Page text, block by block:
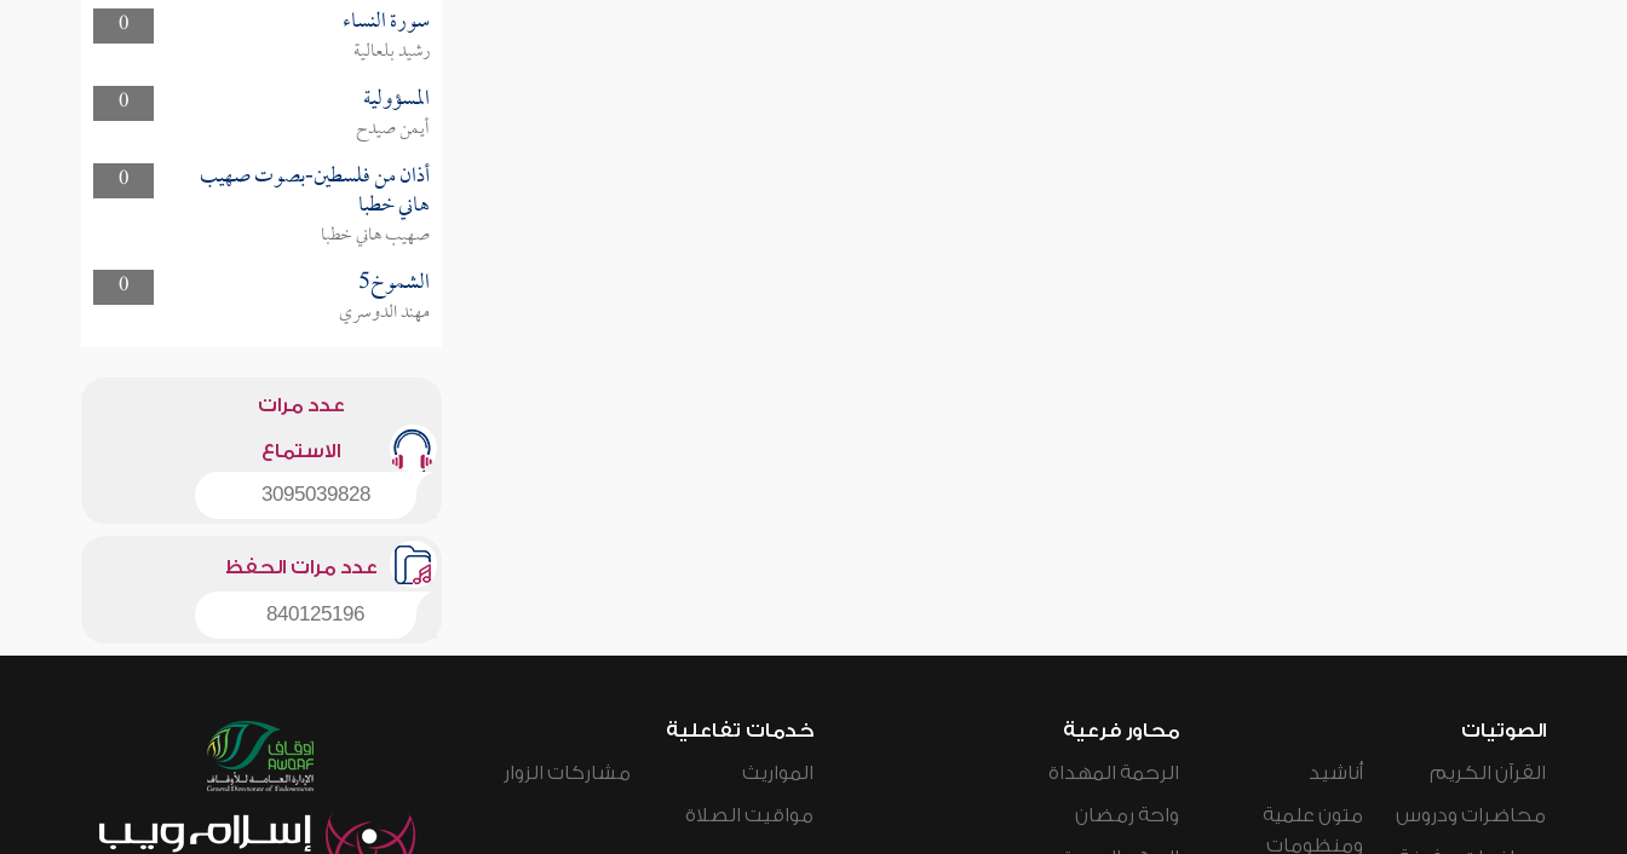
0
سورة النساء
رشيد بلعالية
0
المسؤولية
أيمن صيدح
0
أذان من فلسطين-بصوت صهيب
هاني خطبا
صهيب هاني خطبا
0
الشموخ5
مهند الدوسري
عدد مرات
الاستماع
3095039828
عدد مرات الحفظ
840125196
الصوتيات
القرآن الكريم
محاضرات ودروس
أناشيد
متون علمية
ومنظومات
محاور فرعية
الرحمة المهداة
واحة رمضان
خدمات تفاعلية
المواريث
مواقيت الصلاة
مشاركات الزوار